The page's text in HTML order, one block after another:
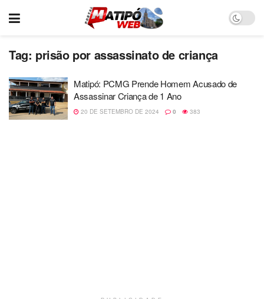
Tag: prisão por assassinato de criança
Matipó: PCMG Prende Homem Acusado de
Assassinar Criança de 1 Ano
20 DE SETEMBRO DE 2024 0 383